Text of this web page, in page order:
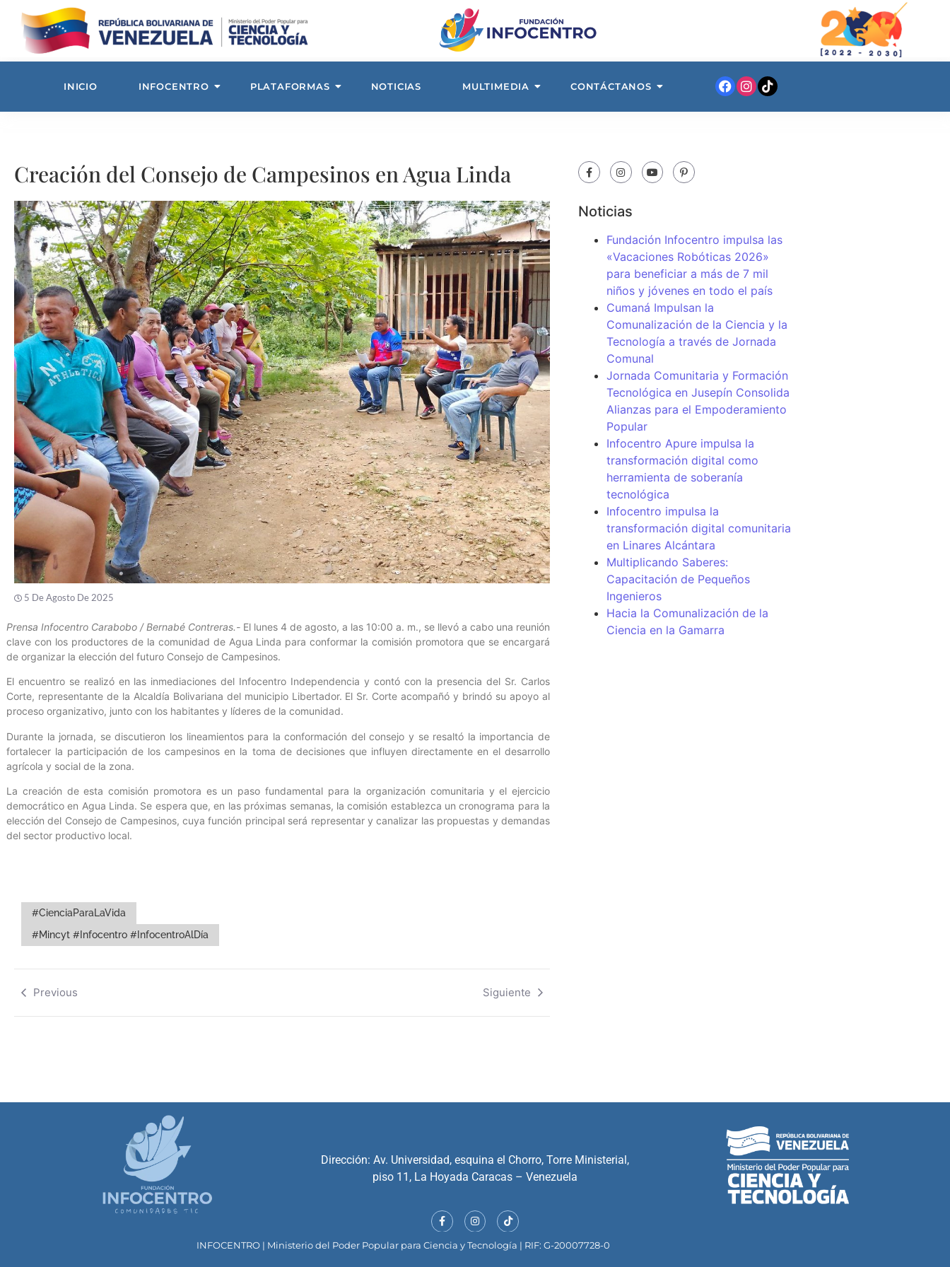
INICIO INFOCENTRO PLATAFORMAS NOTICIAS MULTIMEDIA CONTÁCTANOS
Creación del Consejo de Campesinos en Agua Linda
5 De Agosto De 2025
Prensa Infocentro Carabobo / Bernabé Contreras.- El lunes 4 de agosto, a las 10:00 a. m., se llevó a cabo una reunión
clave con los productores de la comunidad de Agua Linda para conformar la comisión promotora que se encargará
de organizar la elección del futuro Consejo de Campesinos.
El encuentro se realizó en las inmediaciones del Infocentro Independencia y contó con la presencia del Sr. Carlos
Corte, representante de la Alcaldía Bolivariana del municipio Libertador. El Sr. Corte acompañó y brindó su apoyo al
proceso organizativo, junto con los habitantes y líderes de la comunidad.
Durante la jornada, se discutieron los lineamientos para la conformación del consejo y se resaltó la importancia de
fortalecer la participación de los campesinos en la toma de decisiones que influyen directamente en el desarrollo
agrícola y social de la zona.
La creación de esta comisión promotora es un paso fundamental para la organización comunitaria y el ejercicio
democrático en Agua Linda. Se espera que, en las próximas semanas, la comisión establezca un cronograma para la
elección del Consejo de Campesinos, cuya función principal será representar y canalizar las propuestas y demandas
del sector productivo local.
#CienciaParaLaVida
#Mincyt #Infocentro #InfocentroAlDía
Previous Siguiente
Noticias
Fundación Infocentro impulsa las
«Vacaciones Robóticas 2026»
para beneficiar a más de 7 mil
niños y jóvenes en todo el país
Cumaná Impulsan la
Comunalización de la Ciencia y la
Tecnología a través de Jornada
Comunal
Jornada Comunitaria y Formación
Tecnológica en Jusepín Consolida
Alianzas para el Empoderamiento
Popular
Infocentro Apure impulsa la
transformación digital como
herramienta de soberanía
tecnológica
Infocentro impulsa la
transformación digital comunitaria
en Linares Alcántara
Multiplicando Saberes:
Capacitación de Pequeños
Ingenieros
Hacia la Comunalización de la
Ciencia en la Gamarra
Dirección: Av. Universidad, esquina el Chorro, Torre Ministerial,
piso 11, La Hoyada Caracas – Venezuela
INFOCENTRO | Ministerio del Poder Popular para Ciencia y Tecnología | RIF: G-20007728-0